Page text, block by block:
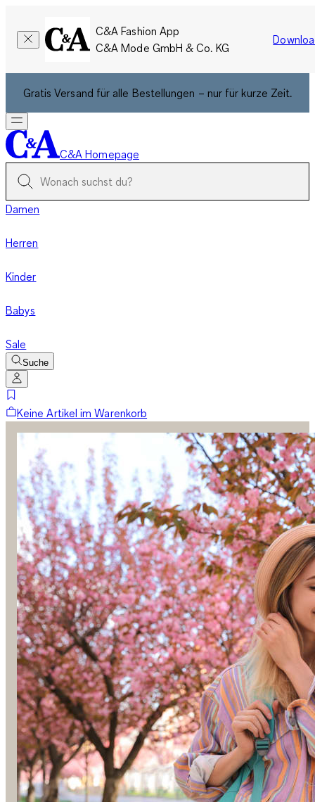
C&A Fashion App
C&A Mode GmbH & Co. KG
Gratis Versand für alle Bestellungen – nur für kurze Zeit.
C&A Homepage
Damen
Herren
Kinder
Babys
Sale
Suche
Keine Artikel im Warenkorb